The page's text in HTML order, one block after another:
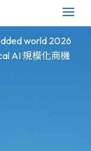
world 2026
AI 規模化商機